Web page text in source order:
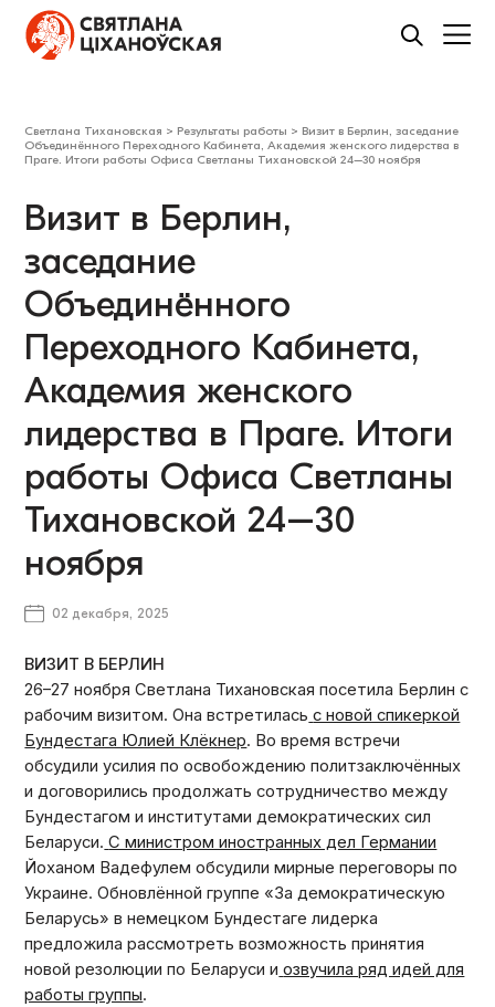
Светлана Тихановская > Результаты работы > Визит в Берлин, заседание
Объединённого Переходного Кабинета, Академия женского лидерства в
Праге. Итоги работы Офиса Светланы Тихановской 24–30 ноября
Визит в Берлин,
заседание
Объединённого
Переходного Кабинета,
Академия женского
лидерства в Праге. Итоги
работы Офиса Светланы
Тихановской 24–30
ноября
02 декабря, 2025
ВИЗИТ В БЕРЛИН
26–27 ноября Светлана Тихановская посетила Берлин с
рабочим визитом. Она встретилась с новой спикеркой
Бундестага Юлией Клёкнер. Во время встречи
обсудили усилия по освобождению политзаключённых
и договорились продолжать сотрудничество между
Бундестагом и институтами демократических сил
Беларуси. С министром иностранных дел Германии
Йоханом Вадефулем обсудили мирные переговоры по
Украине. Обновлённой группе «За демократическую
Беларусь» в немецком Бундестаге лидерка
предложила рассмотреть возможность принятия
новой резолюции по Беларуси и озвучила ряд идей для
работы группы.